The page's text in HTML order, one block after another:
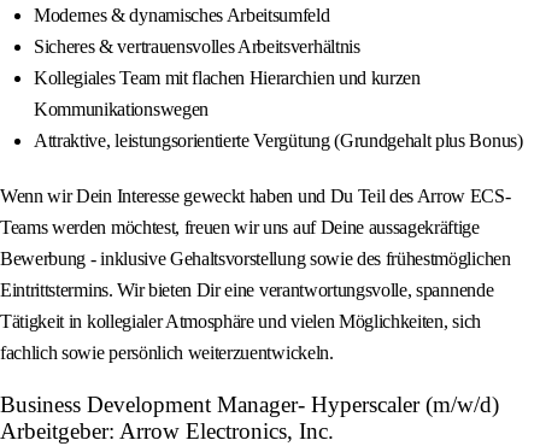
Modernes & dynamisches Arbeitsumfeld
Sicheres & vertrauensvolles Arbeitsverhältnis
Kollegiales Team mit flachen Hierarchien und kurzen
Kommunikationswegen
Attraktive, leistungsorientierte Vergütung (Grundgehalt plus Bonus)
Wenn wir Dein Interesse geweckt haben und Du Teil des Arrow ECS-
Teams werden möchtest, freuen wir uns auf Deine aussagekräftige
Bewerbung - inklusive Gehaltsvorstellung sowie des frühestmöglichen
Eintrittstermins. Wir bieten Dir eine verantwortungsvolle, spannende
Tätigkeit in kollegialer Atmosphäre und vielen Möglichkeiten, sich
fachlich sowie persönlich weiterzuentwickeln.
Business Development Manager- Hyperscaler (m/w/d)
Arbeitgeber: Arrow Electronics, Inc.